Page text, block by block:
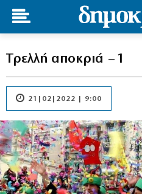
Τρελλή αποκριά – 1
21|02|2022 | 9:00